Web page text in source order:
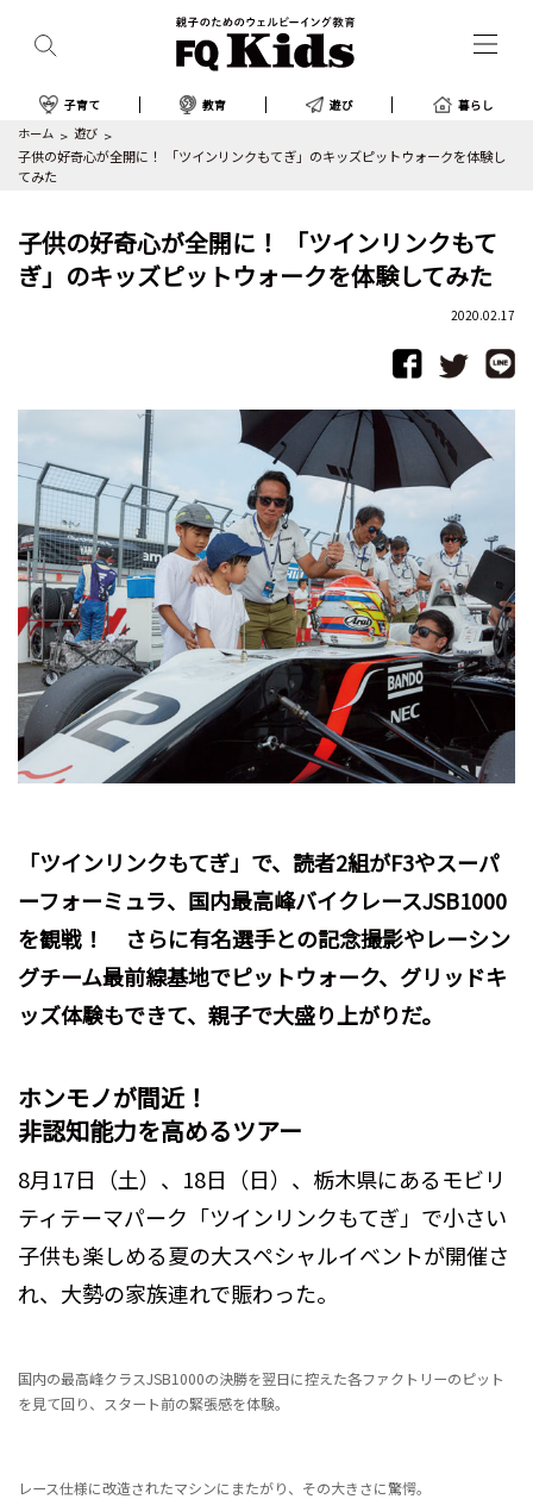
子育て 教育 遊び 暮らし
ホーム 遊び
子供の好奇心が全開に！ 「ツインリンクもてぎ」のキッズピットウォークを体験し
てみた
子供の好奇心が全開に！ 「ツインリンクもて
ぎ」のキッズピットウォークを体験してみた
2020.02.17
「ツインリンクもてぎ」で、読者2組がF3やスーパ
ーフォーミュラ、国内最高峰バイクレースJSB1000
を観戦！ さらに有名選手との記念撮影やレーシン
グチーム最前線基地でピットウォーク、グリッドキ
ッズ体験もできて、親子で大盛り上がりだ。
ホンモノが間近！
非認知能力を高めるツアー
8月17日（土）、18日（日）、栃木県にあるモビリ
ティテーマパーク「ツインリンクもてぎ」で小さい
子供も楽しめる夏の大スペシャルイベントが開催さ
れ、大勢の家族連れで賑わった。
国内の最高峰クラスJSB1000の決勝を翌日に控えた各ファクトリーのピット
を見て回り、スタート前の緊張感を体験。
レース仕様に改造されたマシンにまたがり、その大きさに驚愕。